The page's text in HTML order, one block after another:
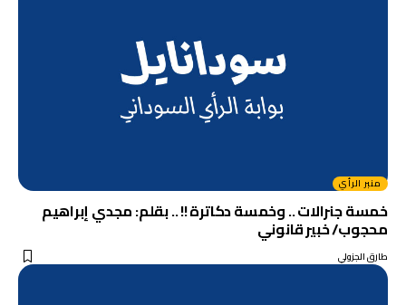
منبر الرأي
خمسة جنرالات .. وخمسة دكاترة !! .. بقلم: مجدي إبراهيم
محجوب/ خبير قانوني
طارق الجزولي